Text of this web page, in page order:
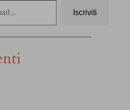
Iscriviti